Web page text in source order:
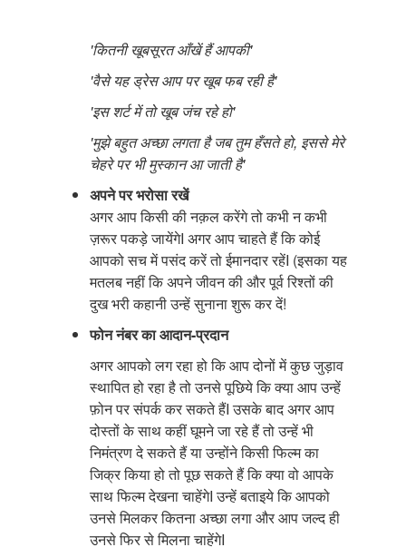
'कितनी खूबसूरत आँखें हैं आपकी'
'वैसे यह ड्रेस आप पर खूब फब रही है'
'इस शर्ट में तो खूब जंच रहे हो'
'मुझे बहुत अच्छा लगता है जब तुम हँसते हो, इससे मेरे
चेहरे पर भी मुस्कान आ जाती है'
अपने पर भरोसा रखें
अगर आप किसी की नक़ल करेंगे तो कभी न कभी
ज़रूर पकड़े जायेंगेI अगर आप चाहते हैं कि कोई
आपको सच में पसंद करें तो ईमानदार रहेंI (इसका यह
मतलब नहीं कि अपने जीवन की और पूर्व रिश्तों की
दुख भरी कहानी उन्हें सुनाना शुरू कर दें!
फोन नंबर का आदान-प्रदान
अगर आपको लग रहा हो कि आप दोनों में कुछ जुड़ाव
स्थापित हो रहा है तो उनसे पूछिये कि क्या आप उन्हें
फ़ोन पर संपर्क कर सकते हैंI उसके बाद अगर आप
दोस्तों के साथ कहीं घूमने जा रहे हैं तो उन्हें भी
निमंत्रण दे सकते हैं या उन्होंने किसी फिल्म का
जिक्र किया हो तो पूछ सकते हैं कि क्या वो आपके
साथ फिल्म देखना चाहेंगेI उन्हें बताइये कि आपको
उनसे मिलकर कितना अच्छा लगा और आप जल्द ही
उनसे फिर से मिलना चाहेंगेI